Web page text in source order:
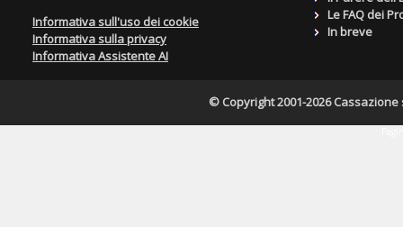
Informativa sull'uso dei cookie
Informativa sulla privacy
Informativa Assistente AI
Le FAQ dei
In breve
© Copyright 2001-2026 Cassazione